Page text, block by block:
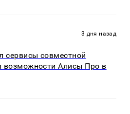
3 дня назад
сервисы совместной
возможности Алисы Про в